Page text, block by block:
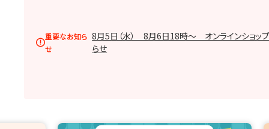
重要なお知ら
せ
8月5日（水） 8月6日18時～ オンラインショップ
らせ